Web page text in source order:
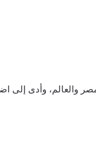
12 يونيو 2026، أثر على ملايين